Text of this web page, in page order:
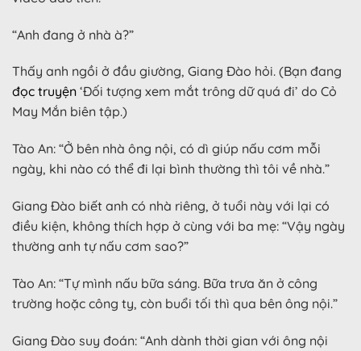
“Anh đang ở nhà à?”
Thấy anh ngồi ở đầu giường, Giang Đào hỏi. (Bạn đang
đọc truyện ‘Đối tượng xem mắt trông dữ quá đi’ do Cỏ
May Mắn biên tập.)
Tào An: “Ở bên nhà ông nội, có dì giúp nấu cơm mỗi
ngày, khi nào có thể đi lại bình thường thì tôi về nhà.”
Giang Đào biết anh có nhà riêng, ở tuổi này với lại có
điều kiện, không thích hợp ở cùng với ba mẹ: “Vậy ngày
thường anh tự nấu cơm sao?”
Tào An: “Tự mình nấu bữa sáng. Bữa trưa ăn ở công
trường hoặc công ty, còn buổi tối thì qua bên ông nội.”
Giang Đào suy đoán: “Anh dành thời gian với ông nội